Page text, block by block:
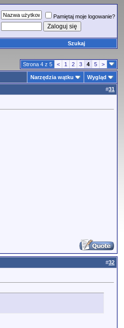
Pamiętaj moje logowanie?
Szukaj
Strona 4 z 5 < 1 2 3 4 5 >
Narzędzia wątku
Wygląd
#31
#32